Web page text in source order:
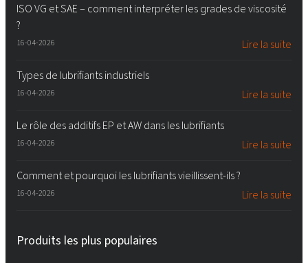
ISO VG et SAE – comment interpréter les grades de viscosité
?
16-04-2026 Lire la suite
Types de lubrifiants industriels
16-04-2026 Lire la suite
Le rôle des additifs EP et AW dans les lubrifiants
16-04-2026 Lire la suite
Comment et pourquoi les lubrifiants vieillissent-ils ?
16-04-2026 Lire la suite
Produits les plus populaires